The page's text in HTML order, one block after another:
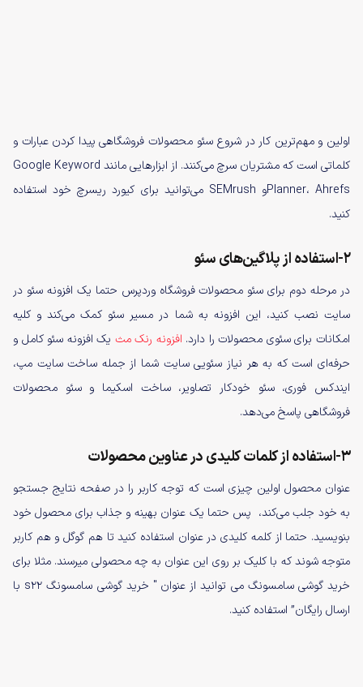
اولین و مهم‌ترین کار در شروع سئو محصولات فروشگاهی پیدا کردن عبارات و
کلماتی است که مشتریان سرچ می‌کنند. از ابزارهایی مانند Google Keyword
Planner، Ahrefsو SEMrush می‌توانید برای کیورد ریسرچ خود استفاده
کنید.
2-استفاده از پلاگین‌های سئو
در مرحله دوم برای سئو محصولات فروشگاه وردپرس حتما یک افزونه سئو در
سایت نصب کنید، این افزونه به شما در مسیر سئو کمک می‌کند و کلیه
امکانات برای سئوی محصولات را دارد. افزونه رنک مث یک افزونه سئو کامل و
حرفه‌ای است که به هر نیاز سئویی سایت شما از جمله ساخت سایت مپ،
ایندکس فوری، سئو خودکار تصاویر، ساخت اسکیما و سئو محصولات
فروشگاهی پاسخ می‌دهد.
3-استفاده از کلمات کلیدی در عناوین محصولات
عنوان محصول اولین چیزی است که توجه کاربر را در صفحه نتایج جستجو
به خود جلب می‌کند، پس حتما یک عنوان بهینه و جذاب برای محصول خود
بنویسید. حتما از کلمه کلیدی در عنوان استفاده کنید تا هم گوگل و هم کاربر
متوجه شوند که با کلیک بر روی این عنوان به چه محصولی میرسند. مثلا برای
خرید گوشی سامسونگ می توانید از عنوان " خرید گوشی سامسونگ s22 با
ارسال رایگان” استفاده کنید.